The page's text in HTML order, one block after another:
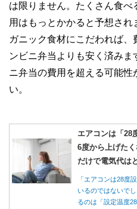
は限りません。たくさん食
用はもっとかかると予想さ
ガニック食材にこだわれば、
ンビニ弁当よりも安く済み
ニ弁当の費用を超える可能性
い。
エアコンは「28
6度から上げた
だけで電気代は
「エアコンは28度
いるのではないで
るのは「設定温度